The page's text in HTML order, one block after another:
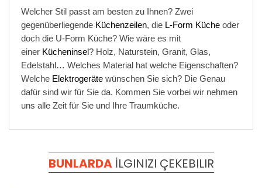
Welcher Stil passt am besten zu Ihnen? Zwei
gegenüberliegende Küchenzeilen, die L-Form Küche oder
doch die U-Form Küche? Wie wäre es mit
einer Kücheninsel? Holz, Naturstein, Granit, Glas,
Edelstahl… Welches Material hat welche Eigenschaften?
Welche Elektrogeräte wünschen Sie sich? Die Genau
dafür sind wir für Sie da. Kommen Sie vorbei wir nehmen
uns alle Zeit für Sie und Ihre Traumküche.
BUNLARDA İLGINIZI ÇEKEBILIR